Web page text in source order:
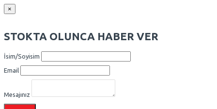
×
STOKTA OLUNCA HABER VER
İsim/Soyisim
Email
Mesajınız